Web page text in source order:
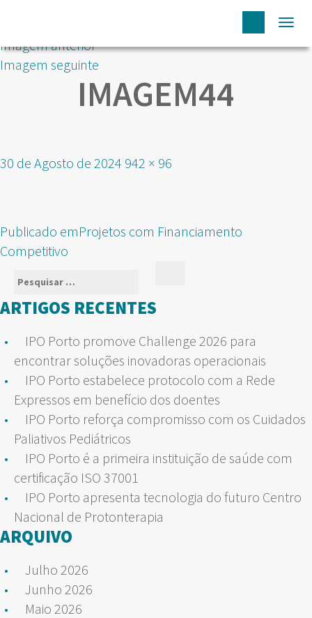
Imagem anterior
Imagem seguinte
IMAGEM44
Publicado
30 de Agosto de 2024 Tamanho
942 × 96
NAVEGAÇÃO
DE
ARTIGOS
Publicado emProjetos com Financiamento
Competitivo
Pesquisar
por:
ARTIGOS RECENTES
IPO Porto promove Challenge 2026 para
encontrar soluções inovadoras operacionais
IPO Porto estabelece protocolo com a Rede
Expressos em benefício dos doentes
IPO Porto reforça compromisso com os Cuidados
Paliativos Pediátricos
IPO Porto é a primeira instituição de saúde com
certificação ISO 37001
IPO Porto apresenta tecnologia do futuro Centro
Nacional de Protonterapia
ARQUIVO
Julho 2026
Junho 2026
Maio 2026